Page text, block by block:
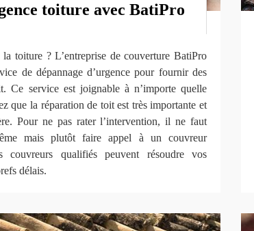
toiture avec BatiPro
toiture ? L’entreprise de couverture BatiPro
de dépannage d’urgence pour fournir des
Ce service est joignable à n’importe quelle
que la réparation de toit est très importante et
Pour ne pas rater l’intervention, il ne faut
mais plutôt faire appel à un couvreur
couvreurs qualifiés peuvent résoudre vos
délais.